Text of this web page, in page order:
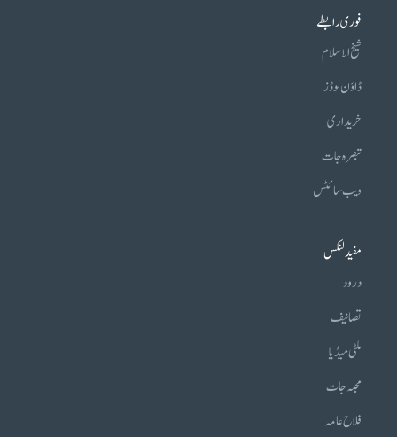
فوری رابطے
شیخ الاسلام
ڈاؤن لوڈز
خریداری
تبصرہ جات
ویب سائٹس
مفید لنکس
درود
تصانیف
ملٹی میڈیا
مجلہ جات
فلاح عامہ